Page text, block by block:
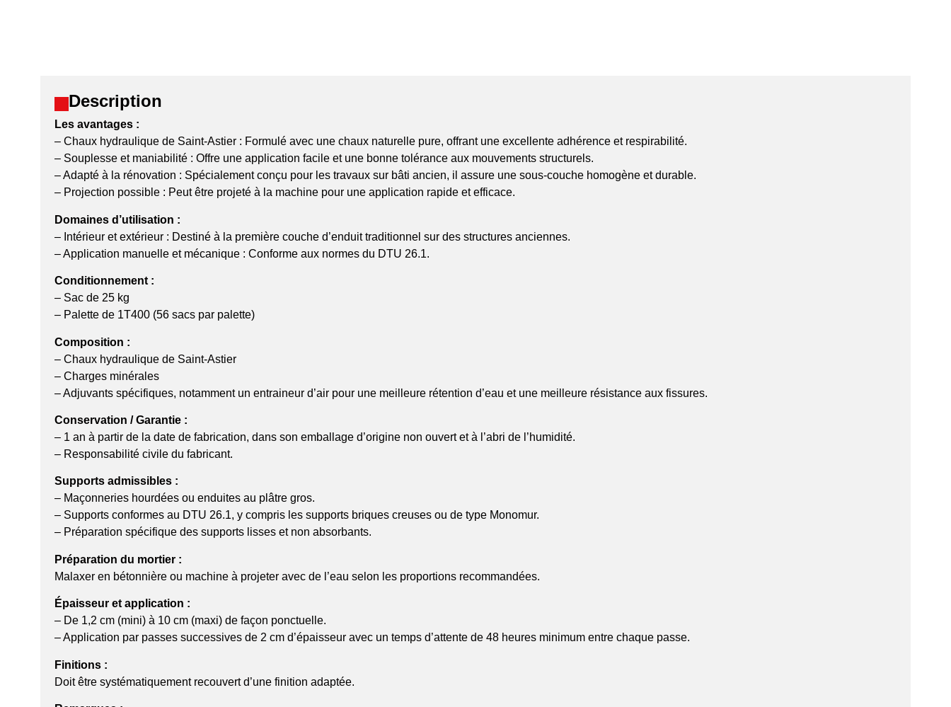
Description
Les avantages :
– Chaux hydraulique de Saint-Astier : Formulé avec une chaux naturelle pure, offrant une excellente adhérence et respirabilité.
– Souplesse et maniabilité : Offre une application facile et une bonne tolérance aux mouvements structurels.
– Adapté à la rénovation : Spécialement conçu pour les travaux sur bâti ancien, il assure une sous-couche homogène et durable.
– Projection possible : Peut être projeté à la machine pour une application rapide et efficace.
Domaines d’utilisation :
– Intérieur et extérieur : Destiné à la première couche d’enduit traditionnel sur des structures anciennes.
– Application manuelle et mécanique : Conforme aux normes du DTU 26.1.
Conditionnement :
– Sac de 25 kg
– Palette de 1T400 (56 sacs par palette)
Composition :
– Chaux hydraulique de Saint-Astier
– Charges minérales
– Adjuvants spécifiques, notamment un entraineur d’air pour une meilleure rétention d’eau et une meilleure résistance aux fissures.
Conservation / Garantie :
– 1 an à partir de la date de fabrication, dans son emballage d’origine non ouvert et à l’abri de l’humidité.
– Responsabilité civile du fabricant.
Supports admissibles :
– Maçonneries hourdées ou enduites au plâtre gros.
– Supports conformes au DTU 26.1, y compris les supports briques creuses ou de type Monomur.
– Préparation spécifique des supports lisses et non absorbants.
Préparation du mortier :
Malaxer en bétonnière ou machine à projeter avec de l’eau selon les proportions recommandées.
Épaisseur et application :
– De 1,2 cm (mini) à 10 cm (maxi) de façon ponctuelle.
– Application par passes successives de 2 cm d’épaisseur avec un temps d’attente de 48 heures minimum entre chaque passe.
Finitions :
Doit être systématiquement recouvert d’une finition adaptée.